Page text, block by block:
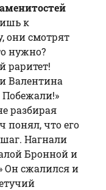
к
они смотрят
нужно?
раритет!
Валентина
Побежали!»
разбирая
понял, что его
Нагнали
Бронной и
Он сжалился и